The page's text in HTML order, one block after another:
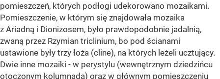
pomieszczeń, których podłogi udekorowano mozaikami.
Pomieszczenie, w którym się znajdowała mozaika
z Ariadną i Dionizosem, było prawdopodobnie jadalnią,
zwaną przez Rzymian triclinium, bo pod ścianami
ustawione były trzy łoża (cline), na których leżeli ucztujący.
Dwie inne mozaiki - w perystylu (wewnętrznym dziedzińcu
otoczonym kolumnadą) oraz w głównym pomieszczeniu